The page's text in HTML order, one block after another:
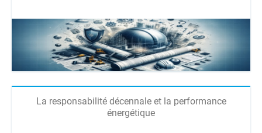
La responsabilité décennale et la performance
énergétique